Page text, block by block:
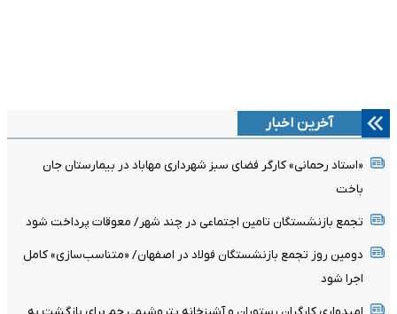
آخرین اخبار
«استاد رحمانی» کارگر فضای سبز شهرداری مهاباد در بیمارستان جان
باخت
تجمع بازنشستگان تامین اجتماعی در چند شهر/ معوقات پرداخت شود
دومین روز تجمع بازنشستگان فولاد در اصفهان/ «متناسب‌سازی» کامل
اجرا شود